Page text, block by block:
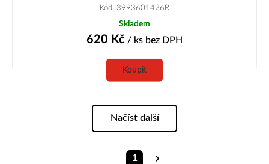
Kód: 3993601426R
Skladem
620 Kč / ks bez DPH
Koupit
Načíst další
1